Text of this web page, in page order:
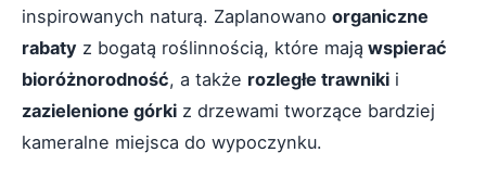
inspirowanych naturą. Zaplanowano organiczne
rabaty z bogatą roślinnością, które mają wspierać
bioróżnorodność, a także rozległe trawniki i
zazielenione górki z drzewami tworzące bardziej
kameralne miejsca do wypoczynku.